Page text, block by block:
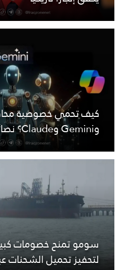
وGemini وClaude؟ نصائح مهمة
سومو تمنح خصومات
لتحفيز تحميل الشحنات